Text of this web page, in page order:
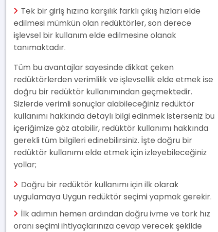
Tek bir giriş hızına karşılık farklı çıkış hızları elde
edilmesi mümkün olan redüktörler, son derece
işlevsel bir kullanım elde edilmesine olanak
tanımaktadır.
Tüm bu avantajlar sayesinde dikkat çeken
redüktörlerden verimlilik ve işlevsellik elde etmek ise
doğru bir redüktör kullanımından geçmektedir.
Sizlerde verimli sonuçlar alabileceğiniz redüktör
kullanımı hakkında detaylı bilgi edinmek isterseniz bu
içeriğimize göz atabilir, redüktör kullanımı hakkında
gerekli tüm bilgileri edinebilirsiniz. İşte doğru bir
redüktör kullanımı elde etmek için izleyebileceğiniz
yollar;
Doğru bir redüktör kullanımı için ilk olarak
uygulamaya Uygun redüktör seçimi yapmak gerekir.
İlk adımın hemen ardından doğru ivme ve tork hız
oranı seçimi ihtiyaçlarınıza cevap verecek şekilde